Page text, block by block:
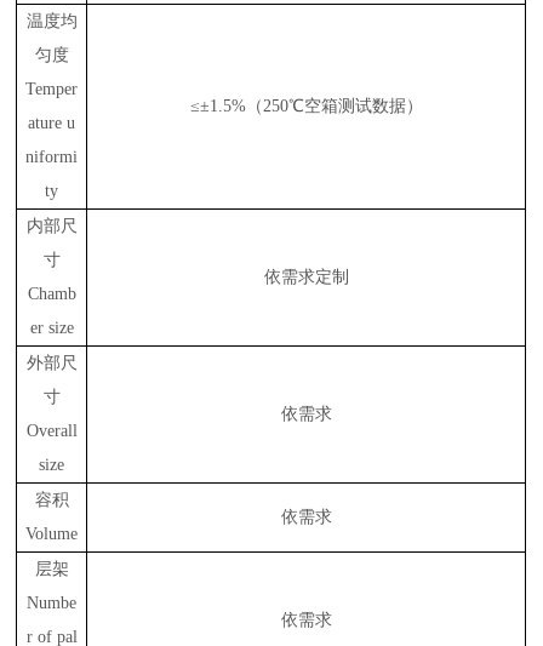
温度均
匀度
Temper
ature u
niformi
ty
≤±1.5%（250℃空箱测试数据）
内部尺
寸
Chamb
er size
依需求定制
外部尺
寸
Overall
size
依需求
容积
Volume
依需求
层架
Numbe
r of pal
依需求